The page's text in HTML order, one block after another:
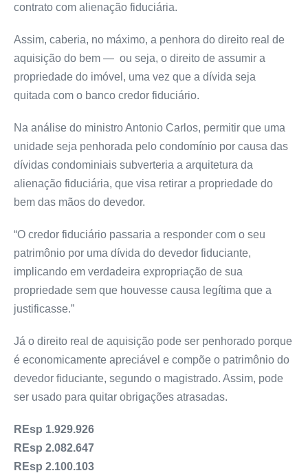
contrato com alienação fiduciária.
Assim, caberia, no máximo, a penhora do direito real de
aquisição do bem — ou seja, o direito de assumir a
propriedade do imóvel, uma vez que a dívida seja
quitada com o banco credor fiduciário.
Na análise do ministro Antonio Carlos, permitir que uma
unidade seja penhorada pelo condomínio por causa das
dívidas condominiais subverteria a arquitetura da
alienação fiduciária, que visa retirar a propriedade do
bem das mãos do devedor.
“O credor fiduciário passaria a responder com o seu
patrimônio por uma dívida do devedor fiduciante,
implicando em verdadeira expropriação de sua
propriedade sem que houvesse causa legítima que a
justificasse.”
Já o direito real de aquisição pode ser penhorado porque
é economicamente apreciável e compõe o patrimônio do
devedor fiduciante, segundo o magistrado. Assim, pode
ser usado para quitar obrigações atrasadas.
REsp 1.929.926
REsp 2.082.647
REsp 2.100.103